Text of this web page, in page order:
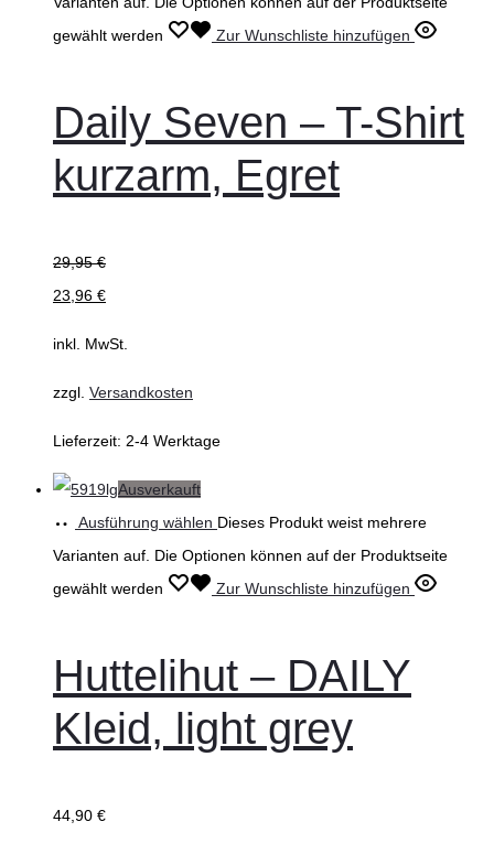
gewählt werden
Zur Wunschliste hinzufügen
Daily Seven – T-Shirt
kurzarm, Egret
29,95€
23,96 €
inkl. MwSt.
zzgl. Versandkosten
Lieferzeit: 2-4 Werktage
Ausverkauft
Ausführung wählen Dieses Produkt weist mehrere
Varianten auf. Die Optionen können auf der Produktseite
gewählt werden
Zur Wunschliste hinzufügen
Huttelihut – DAILY
Kleid, light grey
44,90 €